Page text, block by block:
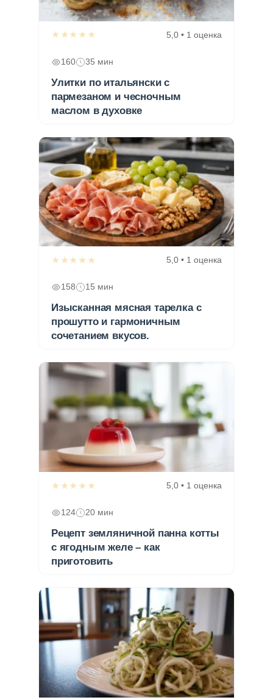
★★★★★ 5,0 • 1 оценка
160 35 мин
Улитки по итальянски с
пармезаном и чесночным
маслом в духовке
★★★★★ 5,0 • 1 оценка
158 15 мин
Изысканная мясная тарелка с
прошутто и гармоничным
сочетанием вкусов.
★★★★★ 5,0 • 1 оценка
124 20 мин
Рецепт земляничной панна котты
с ягодным желе – как
приготовить